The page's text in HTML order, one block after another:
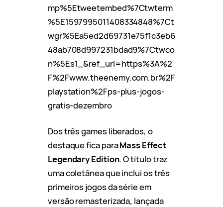
mp%5Etweetembed%7Ctwterm
%5E1597995011408334848%7Ct
wgr%5Ea5ed2d69731e75f1c3eb6
48ab708d997231bdad9%7Ctwco
n%5Es1_&ref_url=https%3A%2
F%2Fwww.theenemy.com.br%2F
playstation%2Fps-plus-jogos-
gratis-dezembro
Dos três games liberados, o
destaque fica paraMass Effect
Legendary Edition. O título traz
uma coletânea que inclui os três
primeiros jogos da série em
versão remasterizada, lançada